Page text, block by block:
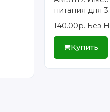
питания для
140.00р. Без
Купить